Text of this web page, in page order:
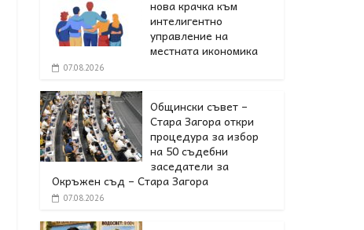
нова крачка към
интелигентно
управление на
местната икономика
07.08.2026
Общински съвет –
Стара Загора откри
процедура за избор
на 50 съдебни
заседатели за
Окръжен съд – Стара Загора
07.08.2026